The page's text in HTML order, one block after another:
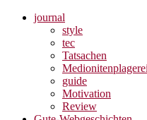
journal
style
tec
Tatsachen
guide
Motivation
Review